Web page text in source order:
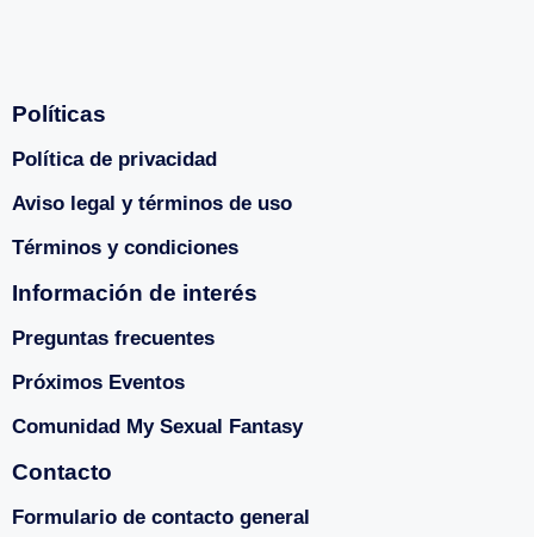
Políticas
Política de privacidad
Aviso legal y términos de uso
Términos y condiciones
Información de interés
Preguntas frecuentes
Próximos Eventos
Comunidad My Sexual Fantasy
Contacto
Formulario de contacto general